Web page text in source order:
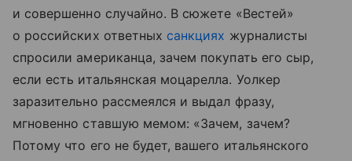
и совершенно случайно. В сюжете «Вестей»
о российских ответных санкциях журналисты
спросили американца, зачем покупать его сыр,
если есть итальянская моцарелла. Уолкер
заразительно рассмеялся и выдал фразу,
мгновенно ставшую мемом: «Зачем, зачем?
Потому что его не будет, вашего итальянского